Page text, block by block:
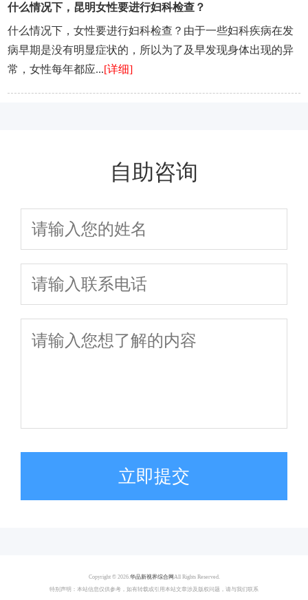
什么情况下，昆明女性要进行妇科检查？
什么情况下，女性要进行妇科检查？由于一些妇科疾病在发
病早期是没有明显症状的，所以为了及早发现身体出现的异
常，女性每年都应...[详细]
自助咨询
立即提交
Copyright © 2026. 华品新视界综合网All Rights Reserved.
特别声明：本站信息仅供参考，如有转载或引用本站文章涉及版权问题，请与我们联系